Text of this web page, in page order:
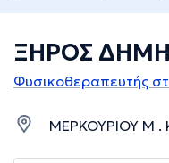
ΞΗΡΟΣ
Φυσικοθεραπευτής
ΜΕΡΚΟΥΡΙΟΥ Μ .